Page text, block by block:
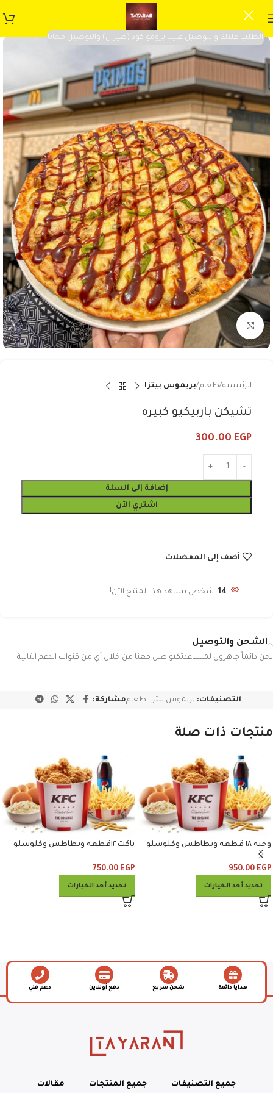
الطلب عليك والتوصيل علينا برومو كود (طيران) والتوصيل مجانا
Click to enlarge
الرئيسية طعام بريموس بيتزا
تشيكن باربيكيو كبيره
300.00 EGP
إضافة إلى السلة
اشتري الآن
أضف إلى المفضلات
14 شخص يشاهد هذا المنتج الآن!
الشحن والتوصيل
نحن دائماً جاهزون لمساعدتكتواصل معنا من خلال أي من قنوات الدعم التالية:
التصنيفات: بريموس بيتزا, طعاممشاركة:
منتجات ذات صلة
وجبه ١٨ قطعه وبطاطس وكلوسلو
وبيبسي
950.00 EGP
تحديد أحد الخيارات
باكت ١٢قطعه وبطاطس وكلوسلو
750.00 EGP
تحديد أحد الخيارات
هدايا دائمة شحن سريع دفع أونلاين دعم فني
جميع التصنيفات جميع المنتجات مقالات